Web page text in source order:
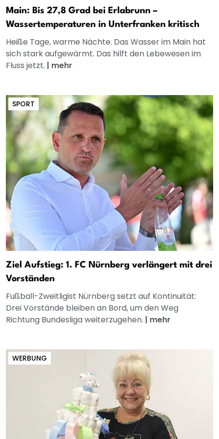
Main: Bis 27,8 Grad bei Erlabrunn –
Wassertemperaturen in Unterfranken kritisch
Heiße Tage, warme Nächte. Das Wasser im Main hat
sich stark aufgewärmt. Das hilft den Lebewesen im
Fluss jetzt. | mehr
SPORT
Ziel Aufstieg: 1. FC Nürnberg verlängert mit drei
Vorständen
Fußball-Zweitligist Nürnberg setzt auf Kontinuität:
Drei Vorstände bleiben an Bord, um den Weg
Richtung Bundesliga weiterzugehen. | mehr
WERBUNG